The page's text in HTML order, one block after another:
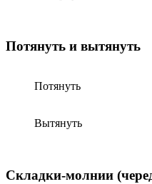
Потянуть и вытянуть
Потянуть
Вытянуть
Складки-молнии